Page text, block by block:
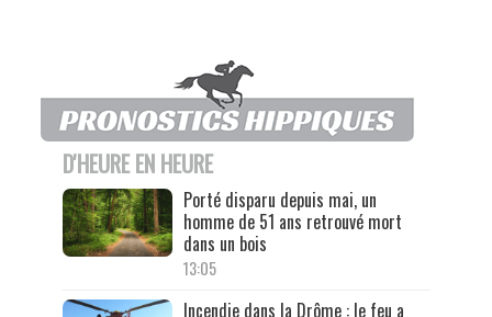
D'HEURE EN HEURE
Porté disparu depuis mai, un
homme de 51 ans retrouvé mort
dans un bois
13:05
Incendie dans la Drôme : le feu a